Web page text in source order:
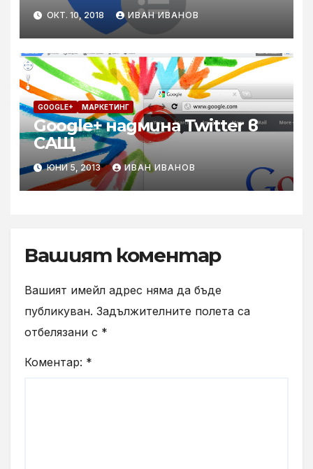
ОКТ. 10, 2018 ИВАН ИВАНОВ
GOOGLE+ МАРКЕТИНГ
Google+ надмина Twitter в
САЩ
ЮНИ 5, 2013 ИВАН ИВАНОВ
Вашият коментар
Вашият имейл адрес няма да бъде
публикуван. Задължителните полета са
отбелязани с *
Коментар: *